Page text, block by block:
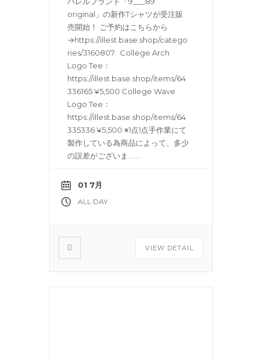
original」の新作Tシャツが受注販
売開始！ ご予約はこちらから
→https://illest.base.shop/catego
ries/3160807 College Arch
Logo Tee：
https://illest.base.shop/items/64
336165 ¥5,500 College Wave
Logo Tee：
https://illest.base.shop/items/64
335336 ¥5,500 ※1点1点手作業にて
製作している為商品によって、多少
の誤差がございま…
01 7月
ALL DAY
VIEW DETAIL